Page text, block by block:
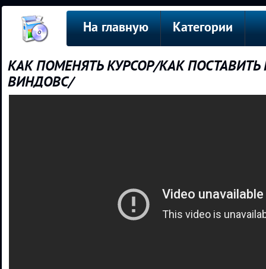
На главную Категории
КАК ПОМЕНЯТЬ КУРСОР/КАК
ВИНДОВС/